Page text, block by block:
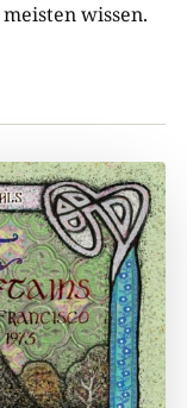
wissen.